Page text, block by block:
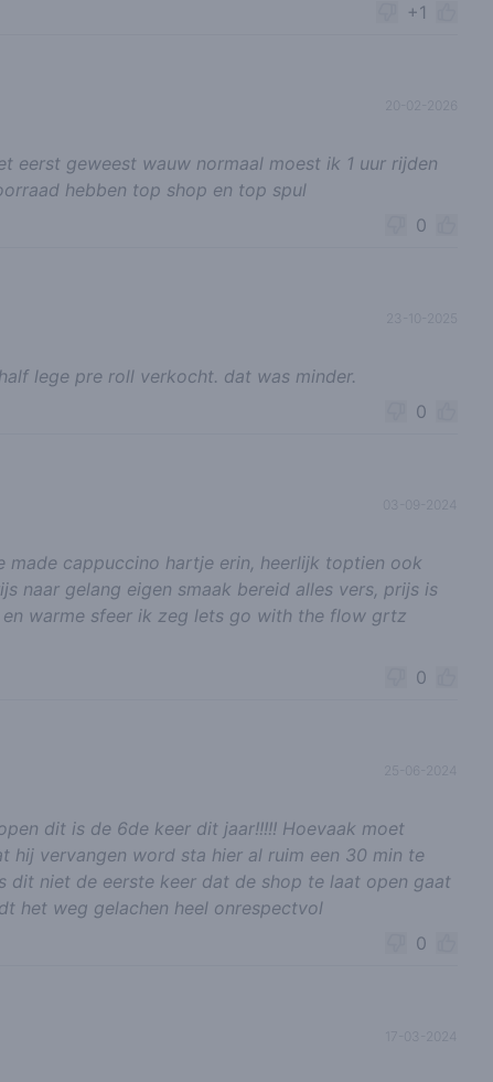
+1
eerst geweest wauw normaal moest ik 1 uur rijden
hebben top shop en top spul
0
23-10-2025
lege pre roll verkocht. dat was minder.
0
03-09-2024
cappuccino hartje erin, heerlijk toptien ook
naar gelang eigen smaak bereid alles vers, prijs is
warme sfeer ik zeg lets go with the flow grtz
0
dit is de 6de keer dit jaar!!!!! Hoevaak moet
hij vervangen word sta hier al ruim een 30 min te
dit niet de eerste keer dat de shop te laat open gaat
het weg gelachen heel onrespectvol
0
17-03-2024